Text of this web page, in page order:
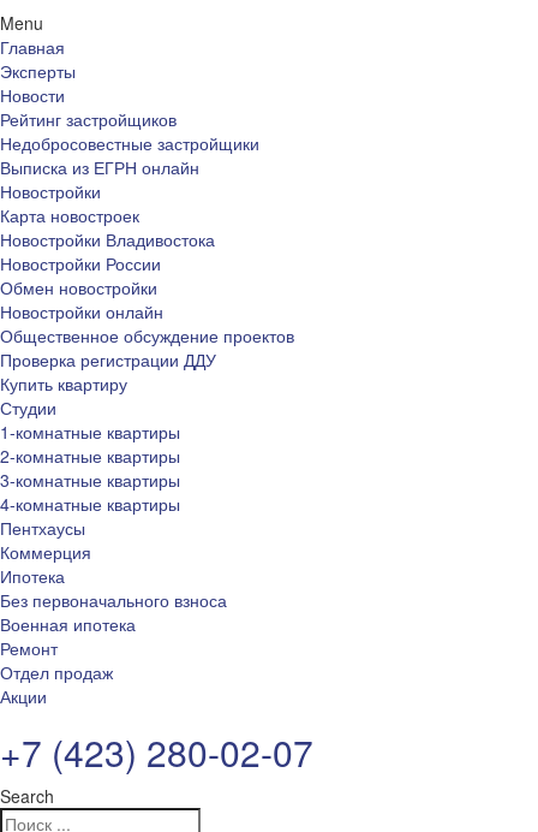
Menu
Главная
Эксперты
Новости
Рейтинг застройщиков
Недобросовестные застройщики
Выписка из ЕГРН онлайн
Новостройки
Карта новостроек
Новостройки Владивостока
Новостройки России
Обмен новостройки
Новостройки онлайн
Общественное обсуждение проектов
Проверка регистрации ДДУ
Купить квартиру
Студии
1-комнатные квартиры
2-комнатные квартиры
3-комнатные квартиры
4-комнатные квартиры
Пентхаусы
Коммерция
Ипотека
Без первоначального взноса
Военная ипотека
Ремонт
Отдел продаж
Акции
+7 (423) 280-02-07
Search